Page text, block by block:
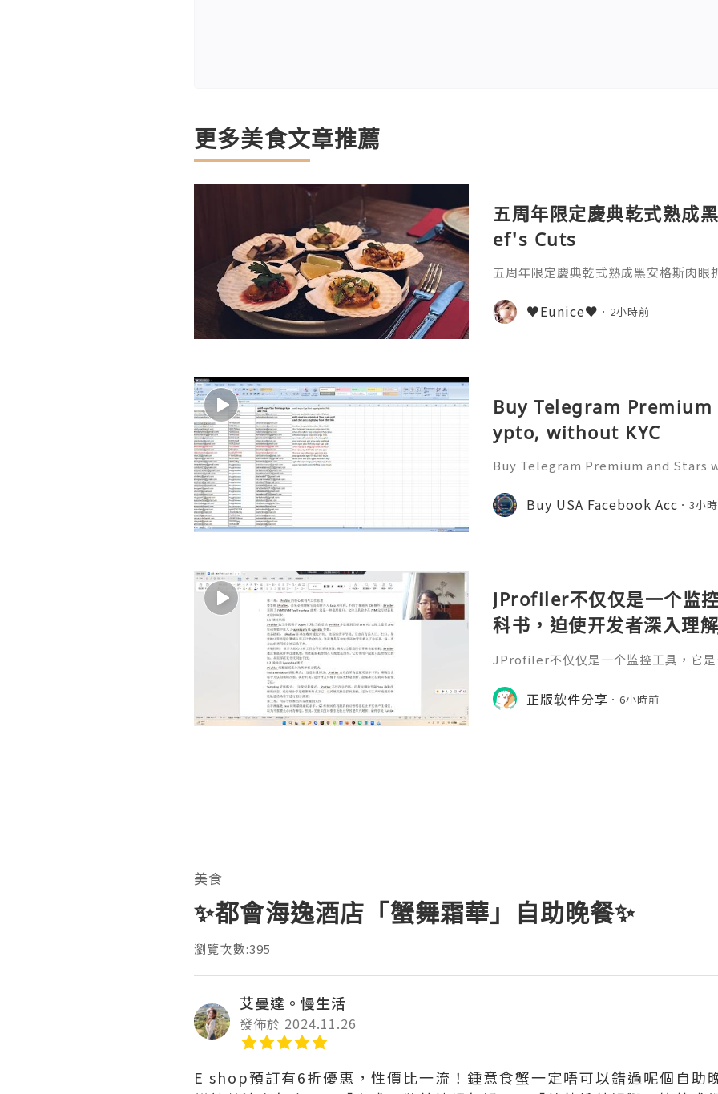
更多美食文章推薦
五周年限定慶典乾式熟成
ef's Cuts
五周年限定慶典乾式熟成黑安格斯肉
♥Eunice♥ 2小時前
Buy Telegram
ypto, without KYC
Buy Telegram Premium and
pp: +1 (904) 339-1335
-account digital communication
Buy USA Facebook Acc 3小
JProfiler不仅仅是一个监
科书，迫使开发者深入理
垃圾回收机制和并发原理
号。对于一名追求卓越的
JProfiler不仅仅是一个监控工具，它
化数据，它将抽象的性能问题具象化为
的Java工程师而言，掌握JProfiler是
正版软件分享 6小時前
美食
✨都會海逸酒店「蟹舞霜華」自助晚餐✨
瀏覽次數:395
艾曼達。慢生活
發佈於 2024.11.26
E shop預訂有6折優惠，性價比一流！鍾意食蟹一定唔可以錯過呢個自助